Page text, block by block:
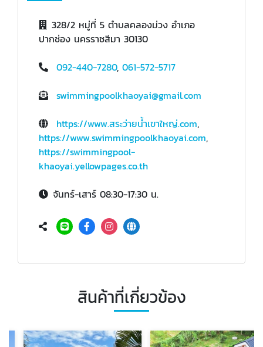
328/2 หมู่ที่ 5 ตำบลคลองม่วง อำเภอ
ปากช่อง นครราชสีมา 30130
092-440-7280, 061-572-5717
swimmingpoolkhaoyai@gmail.com
https://www.สระว่ายน้ําเขาใหญ่.com,
https://www.swimmingpoolkhaoyai.com,
https://swimmingpool-
khaoyai.yellowpages.co.th
จันทร์-เสาร์ 08:30-17:30 น.
สินค้าที่เกี่ยวข้อง